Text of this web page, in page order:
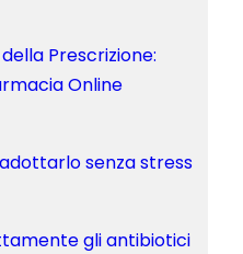
Prescrizione:
Online
senza stress
gli antibiotici